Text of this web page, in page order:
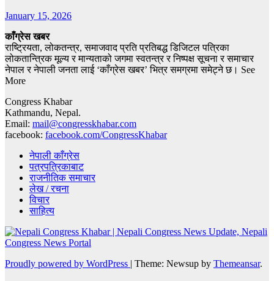
January 15, 2026
काँग्रेस खबर
राष्ट्रियता, लोकतन्त्र, समाजवाद प्रति प्रतिबद्ध डिजिटल पत्रिका
लोकतान्त्रिक मूल्य र मान्यताको जगमा स्वतन्त्र र निष्पक्ष सूचना र समाचार
नेपाल र नेपाली जनता लाई ‘काँग्रेस खबर’ भित्र समग्रमा समेट्ने छ। See
More
Congress Khabar
Kathmandu, Nepal.
Email: mail@congresskhabar.com
facebook: facebook.com/CongressKhabar
नेपाली काँग्रेस
पत्रपत्रिकाबाट
राजनीतिक समाचार
लेख / रचना
विचार
साहित्य
Proudly powered by WordPress | Theme: Newsup by Themeansar.